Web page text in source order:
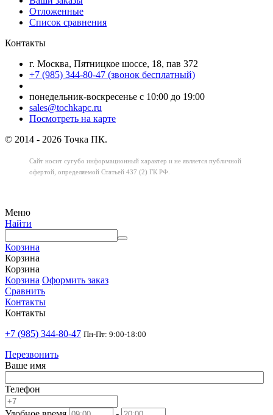
Отложенные
Список сравнения
Контакты
г. Москва, Пятницкое шоссе, 18, пав 372
+7 (985) 344-80-47 (звонок бесплатный)
понедельник-воскресенье с 10:00 до 19:00
sales@tochkapc.ru
Посмотреть на карте
© 2014 - 2026 Точка ПК.
Сайт носит сугубо информационный характер и не является публичной
офертой, определяемой Статьей 437 (2) ГК РФ.
Меню
Найти
Корзина
Корзина
Корзина
Корзина Оформить заказ
Сравнить
Контакты
Контакты
+7 (985) 344-80-47 Пн-Пт: 9:00-18:00
Перезвонить
Ваше имя
Телефон